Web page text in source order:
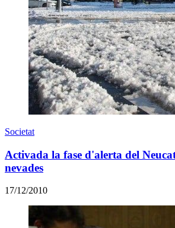
Societat
Activada la fase d'alerta del
nevades
17/12/2010